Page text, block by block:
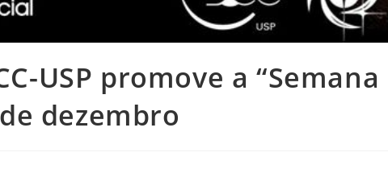
USP promove a “Semana
dezembro